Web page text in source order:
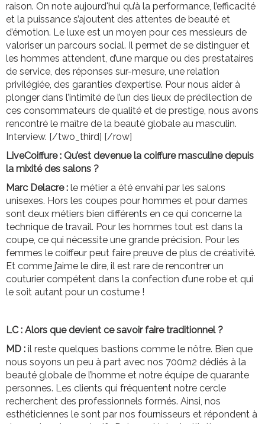
raison. On note aujourd'hui qu’à la performance, l’efficacité
et la puissance s’ajoutent des attentes de beauté et
d’émotion. Le luxe est un moyen pour ces messieurs de
valoriser un parcours social. Il permet de se distinguer et
les hommes attendent, d’une marque ou des prestataires
de service, des réponses sur-mesure, une relation
privilégiée, des garanties d’expertise. Pour nous aider à
plonger dans l’intimité de l’un des lieux de prédilection de
ces consommateurs de qualité et de prestige, nous avons
rencontré le maître de la beauté globale au masculin.
Interview. [/two_third] [/row]
LiveCoiffure : Qu’est devenue la coiffure masculine depuis
la mixité des salons ?
Marc Delacre : le métier a été envahi par les salons
unisexes. Hors les coupes pour hommes et pour dames
sont deux métiers bien différents en ce qui concerne la
technique de travail. Pour les hommes tout est dans la
coupe, ce qui nécessite une grande précision. Pour les
femmes le coiffeur peut faire preuve de plus de créativité.
Et comme j’aime le dire, il est rare de rencontrer un
couturier compétent dans la confection d’une robe et qui
le soit autant pour un costume !
LC : Alors que devient ce savoir faire traditionnel ?
MD : il reste quelques bastions comme le nôtre. Bien que
nous soyons un peu à part avec nos 700m2 dédiés à la
beauté globale de l’homme et notre équipe de quarante
personnes. Les clients qui fréquentent notre cercle
recherchent des professionnels formés. Ainsi, nos
esthéticiennes le sont par nos fournisseurs et répondent à